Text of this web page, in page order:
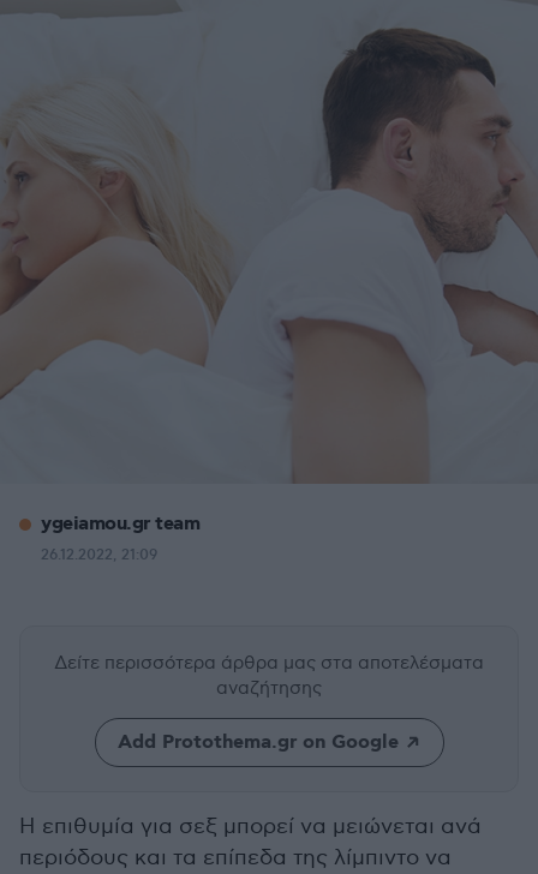
ygeiamou.gr team
26.12.2022, 21:09
Δείτε περισσότερα άρθρα μας στα αποτελέσματα
αναζήτησης
Add Protothema.gr on Google
Η επιθυμία για σεξ μπορεί να μειώνεται ανά
περιόδους και τα επίπεδα της λίμπιντο να